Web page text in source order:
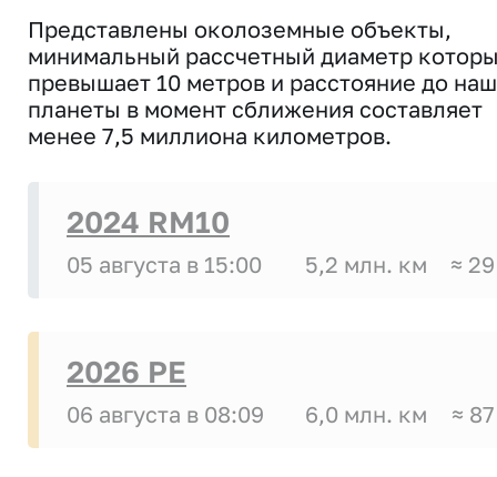
Представлены околоземные объекты,
минимальный рассчетный диаметр
превышает 10 метров и расстояние до
планеты в момент сближения составляет
менее 7,5 миллиона километров.
2024 RM10
05 августа в 15:00 5,2 млн. км ≈
2026 PE
06 августа в 08:09 6,0 млн. км ≈